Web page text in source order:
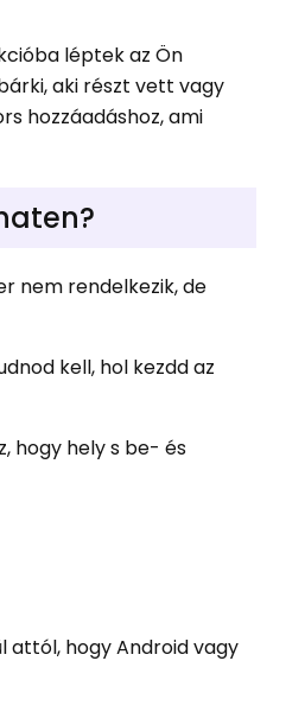
léptek az Ön
aki részt vett vagy
hozzáadáshoz, ami
nem rendelkezik, de
kell, hol kezdd az
hogy hely s be- és
attól, hogy Android vagy